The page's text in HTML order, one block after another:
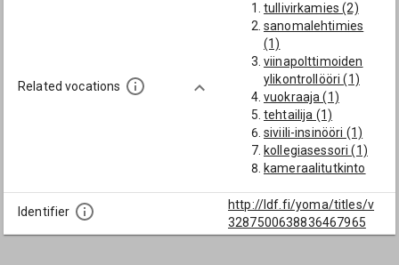
Suomessa 1908-20)
Related vocations
tullivirkamies (2)
sanomalehtimies
(1)
viinapolttimoiden
ylikontrollööri (1)
vuokraaja (1)
tehtailija (1)
siviili-insinööri (1)
kollegiasessori (1)
kameraalitutkinto
Identifier
http://ldf.fi/yoma/titles/v
3287500638836467965